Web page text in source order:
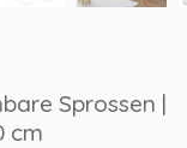
Sprossen |
cm